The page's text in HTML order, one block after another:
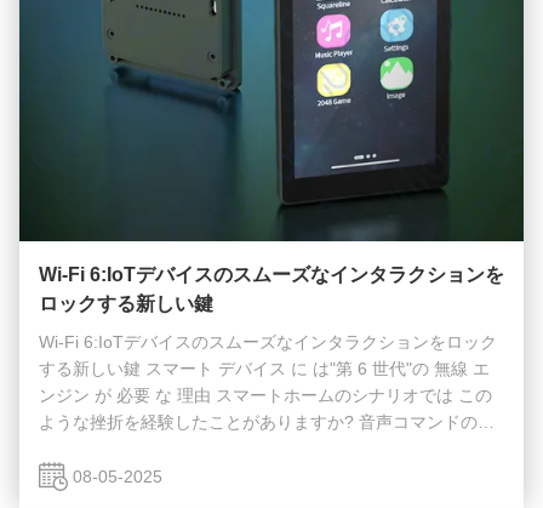
Wi-Fi 6:IoTデバイスのスムーズなインタラクションを
ロックする新しい鍵
Wi-Fi 6:IoTデバイスのスムーズなインタラクションをロック
する新しい鍵 スマート デバイス に は"第 6 世代"の 無線 エ
ンジン が 必要 な 理由 スマートホームのシナリオでは この
ような挫折を経験したことがありますか? 音声コマンドの後,
に頻繁にリアルタイムモニタリングビデオバッファ デバイス
08-05-2025